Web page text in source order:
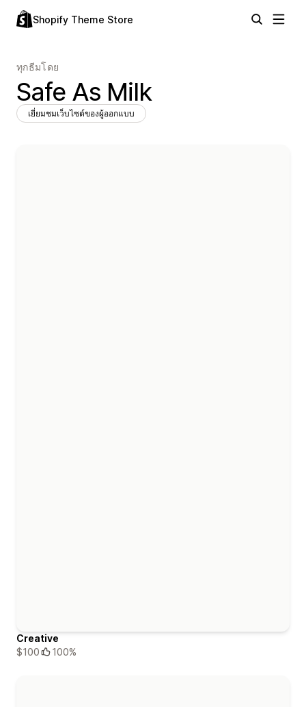
Shopify Theme Store
ทุกธีมโดย
Safe As Milk
เยี่ยมชมเว็บไซต์ของผู้ออกแบบ
Creative
$100
100%